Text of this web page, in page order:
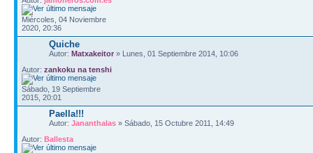
Miércoles, 04 Noviembre
2020, 20:36
Quiche
Autor: Matxakeitor » Lunes, 01 Septiembre 2014, 10:06
Autor: zankoku na tenshi
Sábado, 19 Septiembre
2015, 20:01
Paella!!!
Autor: Jananthalas » Sábado, 15 Octubre 2011, 14:49
Autor: Ballesta